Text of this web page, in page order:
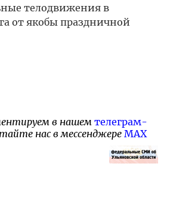
телодвижения в
от якобы праздничной
в нашем телеграм-
нас в мессенджере MAX